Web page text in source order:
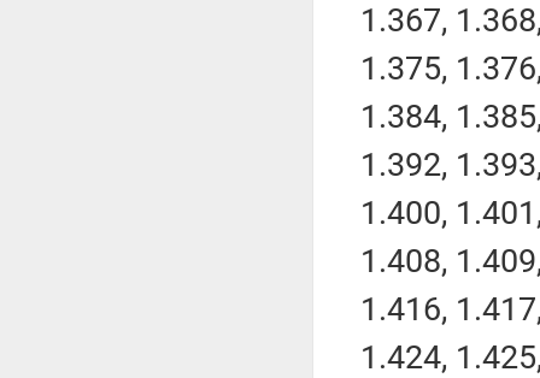
1.367,
1.375,
1.384,
1.392,
1.400,
1.408,
1.416,
1.424,